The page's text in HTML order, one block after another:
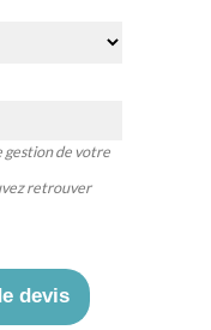
gestion de votre
retrouver
devis